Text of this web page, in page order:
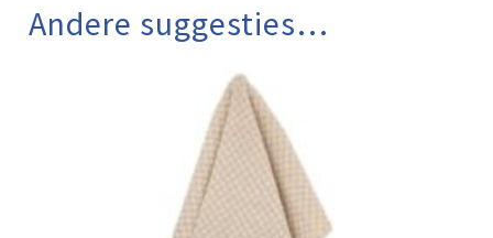
Andere suggesties…